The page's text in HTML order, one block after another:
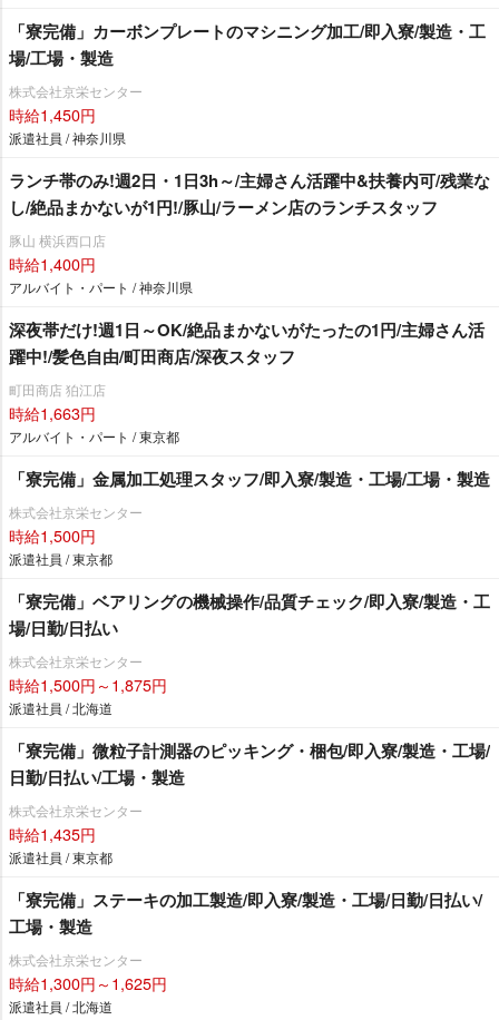
「寮完備」カーボンプレートのマシニング加工/即入寮/製造・工
場/工場・製造
株式会社京栄センター
時給1,450円
派遣社員 / 神奈川県
ランチ帯のみ!週2日・1日3h～/主婦さん活躍中&扶養内可/残業な
し/絶品まかないが1円!/豚山/ラーメン店のランチスタッフ
豚山 横浜西口店
時給1,400円
アルバイト・パート / 神奈川県
深夜帯だけ!週1日～OK/絶品まかないがたったの1円/主婦さん活
躍中!/髪色自由/町田商店/深夜スタッフ
町田商店 狛江店
時給1,663円
アルバイト・パート / 東京都
「寮完備」金属加工処理スタッフ/即入寮/製造・工場/工場・製造
株式会社京栄センター
時給1,500円
派遣社員 / 東京都
「寮完備」ベアリングの機械操作/品質チェック/即入寮/製造・工
場/日勤/日払い
株式会社京栄センター
時給1,500円～1,875円
派遣社員 / 北海道
「寮完備」微粒子計測器のピッキング・梱包/即入寮/製造・工場/
日勤/日払い/工場・製造
株式会社京栄センター
時給1,435円
派遣社員 / 東京都
「寮完備」ステーキの加工製造/即入寮/製造・工場/日勤/日払い/
工場・製造
株式会社京栄センター
時給1,300円～1,625円
派遣社員 / 北海道